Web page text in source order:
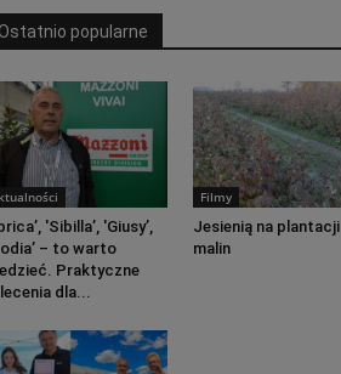
popularne
'Sibilla’, 'Giusy’,
– to warto
Praktyczne
dla...
Filmy
Jesienią na plantacji
malin